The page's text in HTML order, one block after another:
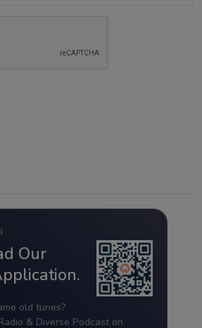
Our
old tunes?
& Diverse Podcast on